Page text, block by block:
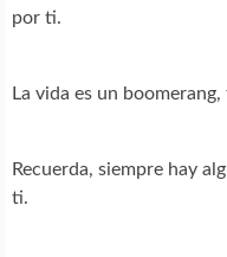
por ti.
La vida es un
Recuerda, siempre hay
ti.